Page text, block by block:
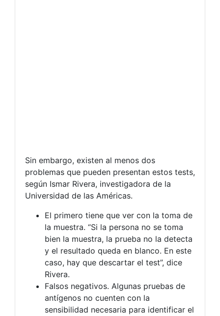
Sin embargo, existen al menos dos
problemas que pueden presentan estos tests,
según Ismar Rivera, investigadora de la
Universidad de las Américas.
El primero tiene que ver con la toma de
la muestra. “Si la persona no se toma
bien la muestra, la prueba no la detecta
y el resultado queda en blanco. En este
caso, hay que descartar el test”, dice
Rivera.
Falsos negativos. Algunas pruebas de
antígenos no cuenten con la
sensibilidad necesaria para identificar el